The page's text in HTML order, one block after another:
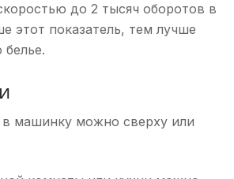
до 2 тысяч оборотов в
этот показатель, тем лучше
белье.
в машинку можно сверху или